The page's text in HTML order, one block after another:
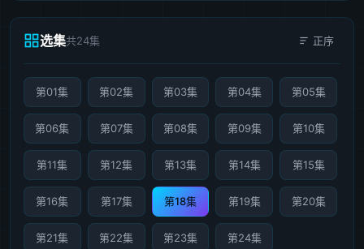
选集共24集 正序
第01集 第02集 第03集 第04集 第05集
第06集 第07集 第08集 第09集 第10集
第11集 第12集 第13集 第14集 第15集
第16集 第17集 第18集 第19集 第20集
第21集 第22集 第23集 第24集